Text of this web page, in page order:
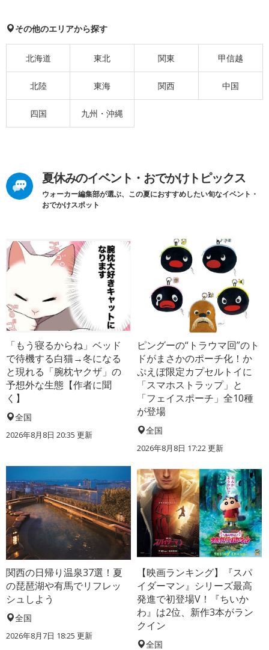
その他のエリアから探す
北海道 東北 関東 甲信越
北陸 東海 関西 中国
四国 九州・沖縄
夏休みのイベント・おでかけトピックス
ウォーカー編集部が選ぶ、この夏におすすめしたい旬なイベント・
おでかけスポット
「もう寝るからね」ベッド
で待機する白猫→冬になる
と現れる「腕枕ヤクザ」の
予想外な生態【作者に聞
く】
全国
2026年8月8日 20:35 更新
ピングーの“トラウマ回”のト
ドがまさかのポーチ化！か
ぷえぼ限定カプセルトイに
「スマホストラップ」と
「フェイスポーチ」全10種
が登場
全国
2026年8月8日 17:22更新
関西の日帰り温泉37選！夏
の琵琶湖や有馬でリフレッ
シュしよう
全国
2026年8月7日 18:25 更新
【映画ランキング】『スパ
イダーマン』シリーズ最高
発進で初登場V！『ちいか
わ』は2位、新作3本がラン
クイン
全国